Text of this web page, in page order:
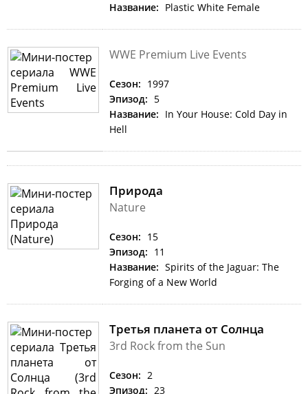
Название: Plastic White Female
WWE Premium Live Events
Сезон: 1997
Эпизод: 5
Название: In Your House: Cold Day in
Hell
Природа
Nature
Сезон: 15
Эпизод: 11
Название: Spirits of the Jaguar: The
Forging of a New World
Третья планета от Солнца
3rd Rock from the Sun
Сезон: 2
Эпизод: 23